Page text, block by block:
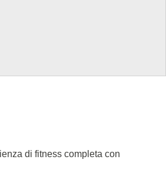
di fitness completa con